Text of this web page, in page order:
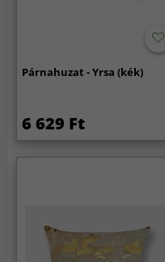
Párnahuzat - Yrsa (kék)
6 629 Ft